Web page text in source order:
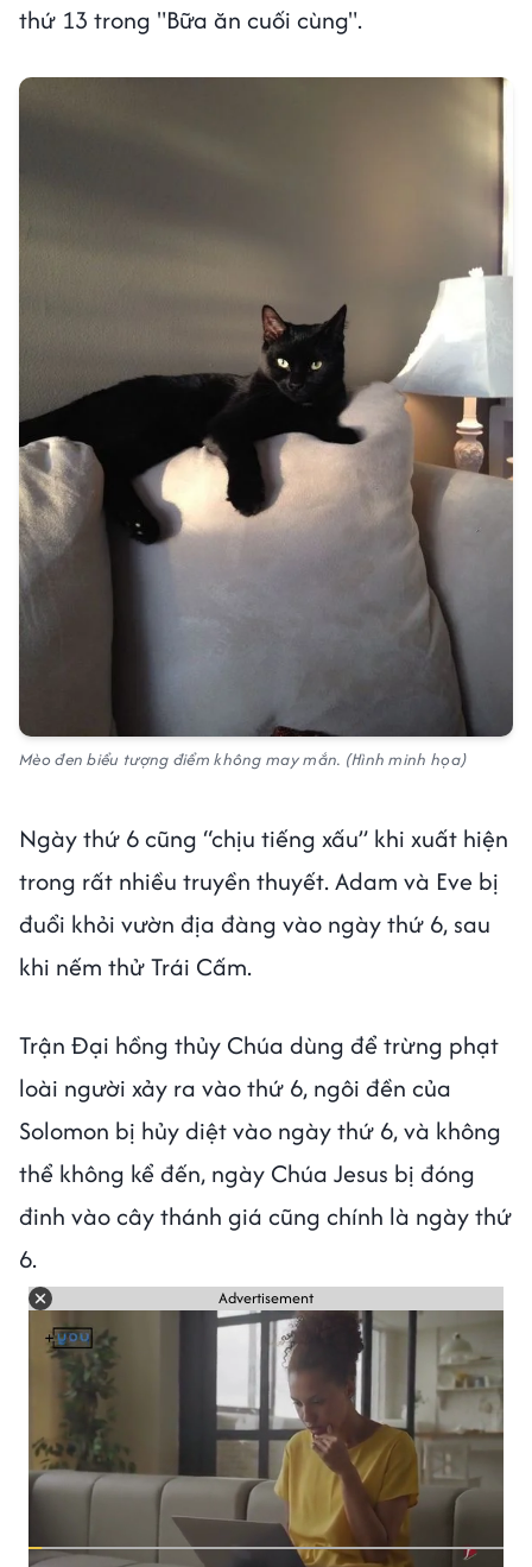
thứ 13 trong "Bữa ăn cuối cùng".
Mèo đen biểu tượng điểm không may mắn. (Hình minh họa)
Ngày thứ 6 cũng “chịu tiếng xấu” khi xuất hiện
trong rất nhiều truyền thuyết. Adam và Eve bị
đuổi khỏi vườn địa đàng vào ngày thứ 6, sau
khi nếm thử Trái Cấm.
Trận Đại hồng thủy Chúa dùng để trừng phạt
loài người xảy ra vào thứ 6, ngôi đền của
Solomon bị hủy diệt vào ngày thứ 6, và không
thể không kể đến, ngày Chúa Jesus bị đóng
đinh vào cây thánh giá cũng chính là ngày thứ
6.
Advertisement